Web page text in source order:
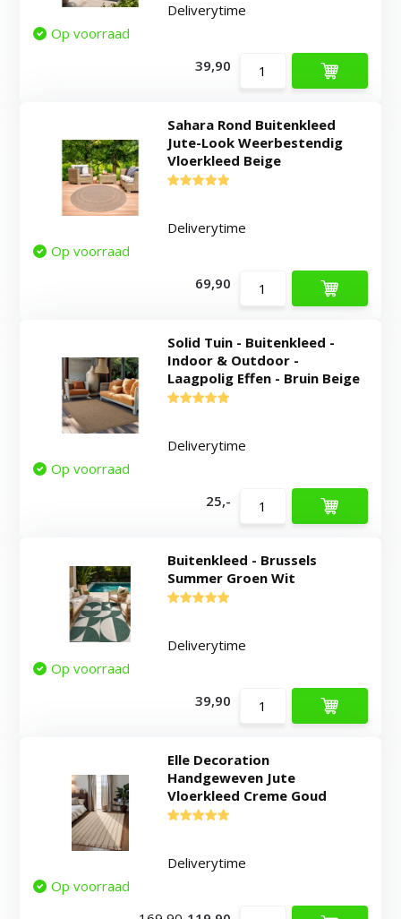
Deliverytime
Op voorraad
39,90
Sahara Rond Buitenkleed
Jute-Look Weerbestendig
Vloerkleed Beige
Deliverytime
Op voorraad
69,90
Solid Tuin - Buitenkleed -
Indoor & Outdoor -
Laagpolig Effen - Bruin Beige
Deliverytime
Op voorraad
25,-
Buitenkleed - Brussels
Summer Groen Wit
Deliverytime
Op voorraad
39,90
Elle Decoration
Handgeweven Jute
Vloerkleed Creme Goud
Deliverytime
Op voorraad